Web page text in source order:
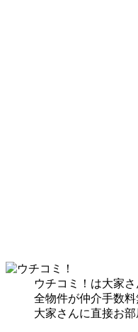
ウチコミ！は大家
全物件が仲介手数料
大家さんに直接お部